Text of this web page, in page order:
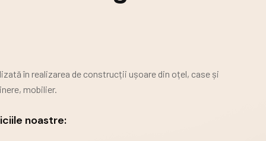
în realizarea de construcții ușoare din oțel, case și
mobilier.
noastre: